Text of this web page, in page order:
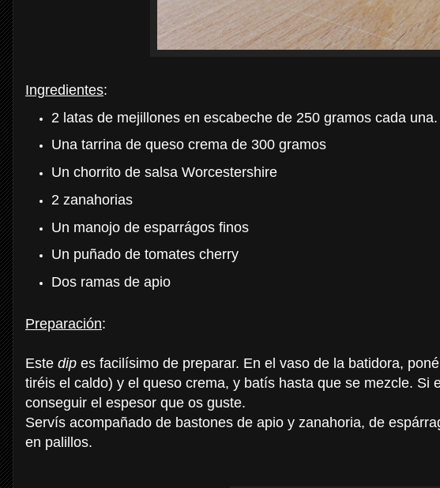
Ingredientes:
2 latas de mejillones en escabeche de 250 gramos cada una.
Una tarrina de queso crema de 300 gramos
Un chorrito de salsa Worcestershire
2 zanahorias
Un manojo de esparrágos finos
Un puñado de tomates cherry
Dos ramas de apio
Preparación:
Este dip es facilísimo de preparar. En el vaso de la batidora,
tiréis el caldo) y el queso crema, y batís hasta que se mezcle.
conseguir el espesor que os guste.
Servís acompañado de bastones de apio y zanahoria, de
en palillos.